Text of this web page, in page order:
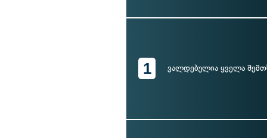
1 ვალდებულია ყველა